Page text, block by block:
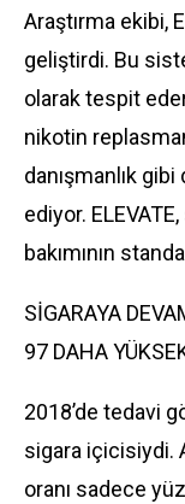
Araştırma ekibi,
geliştirdi. Bu
olarak tespit
nikotin
danışmanlık
ediyor.
bakımının
SİGARAYA
97 DAHA
2018’de tedavi
sigara içicisiydi.
oranı sadece